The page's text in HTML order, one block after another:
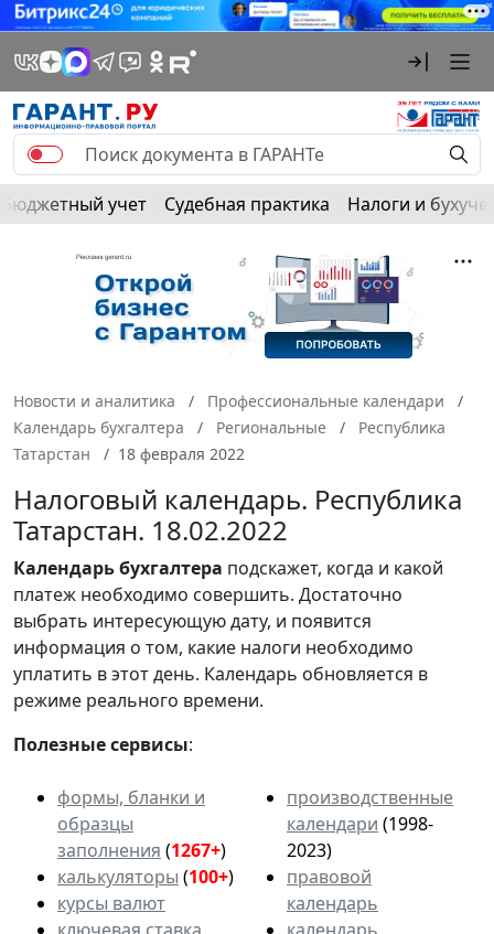
Бюджетный учет Судебная практика Налоги и
Новости и аналитика
Профессиональные календари
Календарь бухгалтера
Региональные
Республика
Татарстан
18 февраля 2022
Налоговый календарь. Республика
Татарстан. 18.02.2022
Календарьбухгалтера подскажет, когда и какой
платеж необходимо совершить. Достаточно
выбрать интересующую дату, и появится
информация о том, какие налоги необходимо
уплатить в этот день. Календарь обновляется в
режиме реального времени.
Полезные сервисы:
формы, бланки и
образцы
заполнения (1267+)
калькуляторы (100+)
курсы валют
производственные
календари (1998-
2023)
правовой
календарь